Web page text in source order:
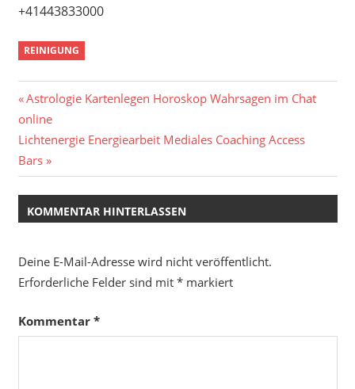
+41443833000
REINIGUNG
Beitragsnavigation
Vorheriger
Beitrag:
Astrologie Kartenlegen Horoskop Wahrsagen im Chat
online
Nächster
Beitrag:
Lichtenergie Energiearbeit Mediales Coaching Access
Bars
KOMMENTAR HINTERLASSEN
Deine E-Mail-Adresse wird nicht veröffentlicht.
Erforderliche Felder sind mit *markiert
Kommentar *